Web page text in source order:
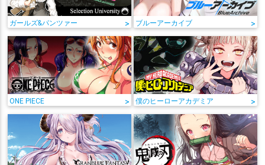
ガールズ&パンツァー > ブルーアーカイブ >
ONE PIECE > 僕のヒーローアカデミア >